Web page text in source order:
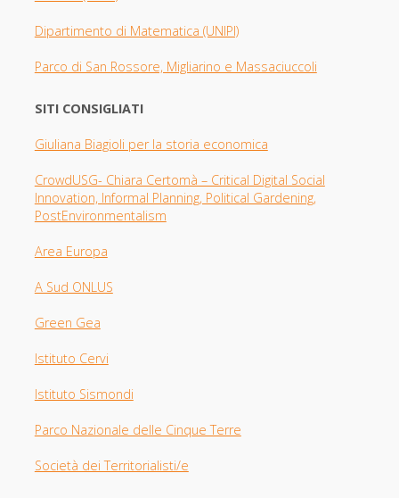
Dipartimento di Matematica (UNIPI)
Parco di San Rossore, Migliarino e Massaciuccoli
SITI CONSIGLIATI
Giuliana Biagioli per la storia economica
CrowdUSG- Chiara Certomà – Critical Digital Social
Innovation, Informal Planning, Political Gardening,
PostEnvironmentalism
Area Europa
A Sud ONLUS
Green Gea
Istituto Cervi
Istituto Sismondi
Parco Nazionale delle Cinque Terre
Società dei Territorialisti/e